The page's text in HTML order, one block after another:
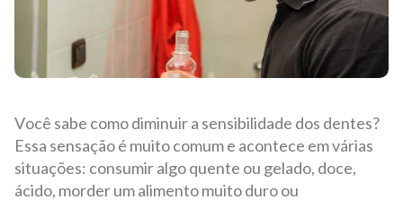
Você sabe como diminuir a sensibilidade dos dentes?
Essa sensação é muito comum e acontece em várias
situações: consumir algo quente ou gelado, doce,
ácido, morder um alimento muito duro ou